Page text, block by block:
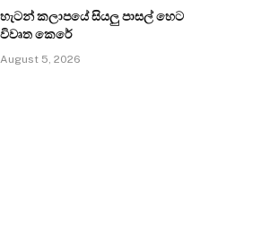
හැටන් කලාපයේ සියලු පාසල් හෙට
විවෘත කෙරේ
August 5, 2026